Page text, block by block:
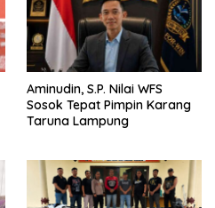
Aminudin, S.P. Nilai WFS
Sosok Tepat Pimpin Karang
Taruna Lampung